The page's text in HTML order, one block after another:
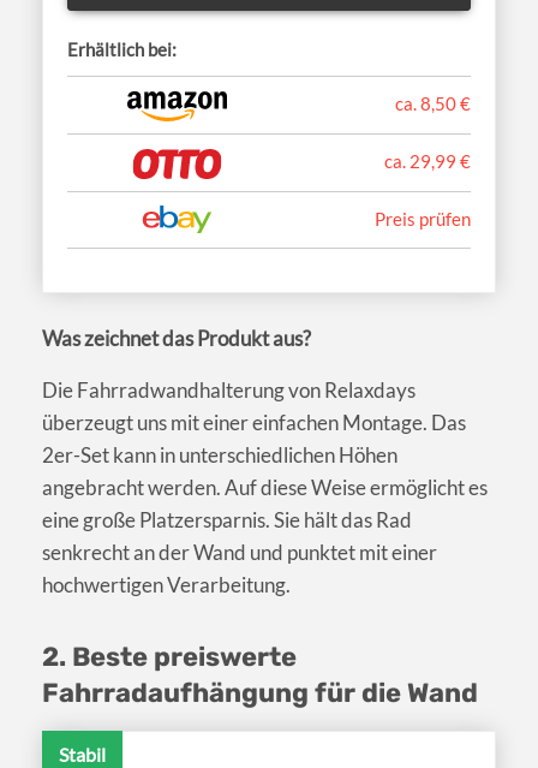
Erhältlich bei:
ca. 8,50 €
ca. 29,99 €
Preis prüfen
Was zeichnet das Produkt aus?
Die Fahrradwandhalterung von Relaxdays
überzeugt uns mit einer einfachen Montage. Das
2er-Set kann in unterschiedlichen Höhen
angebracht werden. Auf diese Weise ermöglicht es
eine große Platzersparnis. Sie hält das Rad
senkrecht an der Wand und punktet mit einer
hochwertigen Verarbeitung.
2. Beste preiswerte
Fahrradaufhängung für die Wand
Stabil